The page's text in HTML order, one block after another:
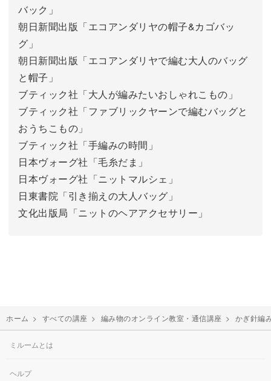
バック」
朝日新聞出版「エコアンダリヤの帽子&カゴバッ
グ」
朝日新聞出版「エコアンダリヤで編む大人のバッグ
と帽子」
ブティック社「大人が編みたいおしゃれこもの」
ブティック社「ファブリックヤーンで編むバッグと
おうちこもの」
ブティック社「手編みの時間」
日本ヴォーグ社「毛糸だま」
日本ヴォーグ社「ニットマルシェ」
日東書院「引き揃えの大人バッグ」
文化出版局「ニットのヘアアクセサリー」
ホーム > すべての講座 > 編み物のオンライン教室・通信講座 > かぎ針編
ミルームとは
ヘルプ